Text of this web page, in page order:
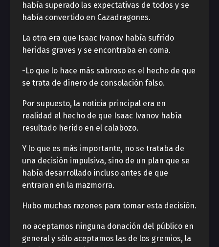
había superado las expectativas de todos y se
había convertido en Cazadragones.
La otra era que Isaac Ivanov había sufrido
heridas graves y se encontraba en coma.
-Lo que lo hace más sabroso es el hecho de que
se trata de dinero de consolación falso.
Por supuesto, la noticia principal era en
realidad el hecho de que Isaac Ivanov había
resultado herido en el calabozo.
Y lo que es más importante, no se trataba de
una decisión impulsiva, sino de un plan que se
había desarrollado incluso antes de que
entraran en la mazmorra.
Hubo muchas razones para tomar esta decisión.
no aceptamos ninguna donación del público en
general y sólo aceptamos las de los gremios, la